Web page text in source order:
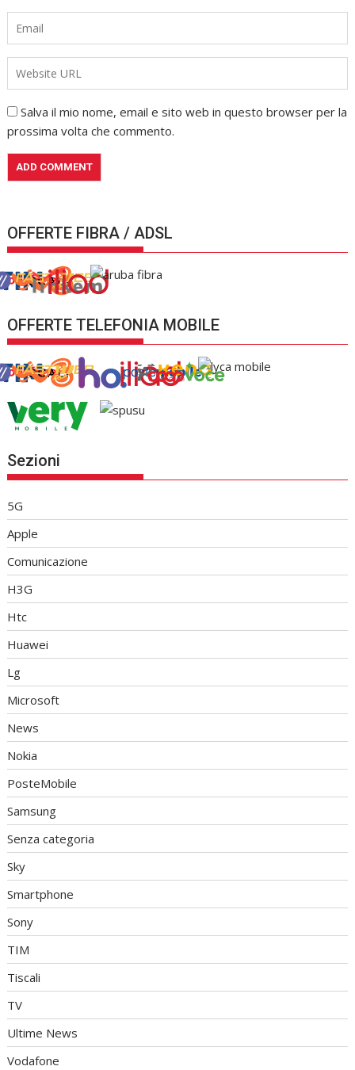
Salva il mio nome, email e sito web in questo browser per la
prossima volta che commento.
OFFERTE FIBRA / ADSL
OFFERTE TELEFONIA MOBILE
Sezioni
5G
Apple
Comunicazione
H3G
Htc
Huawei
Lg
Microsoft
News
Nokia
PosteMobile
Samsung
Senza categoria
Sky
Smartphone
Sony
TIM
Tiscali
TV
Ultime News
Vodafone